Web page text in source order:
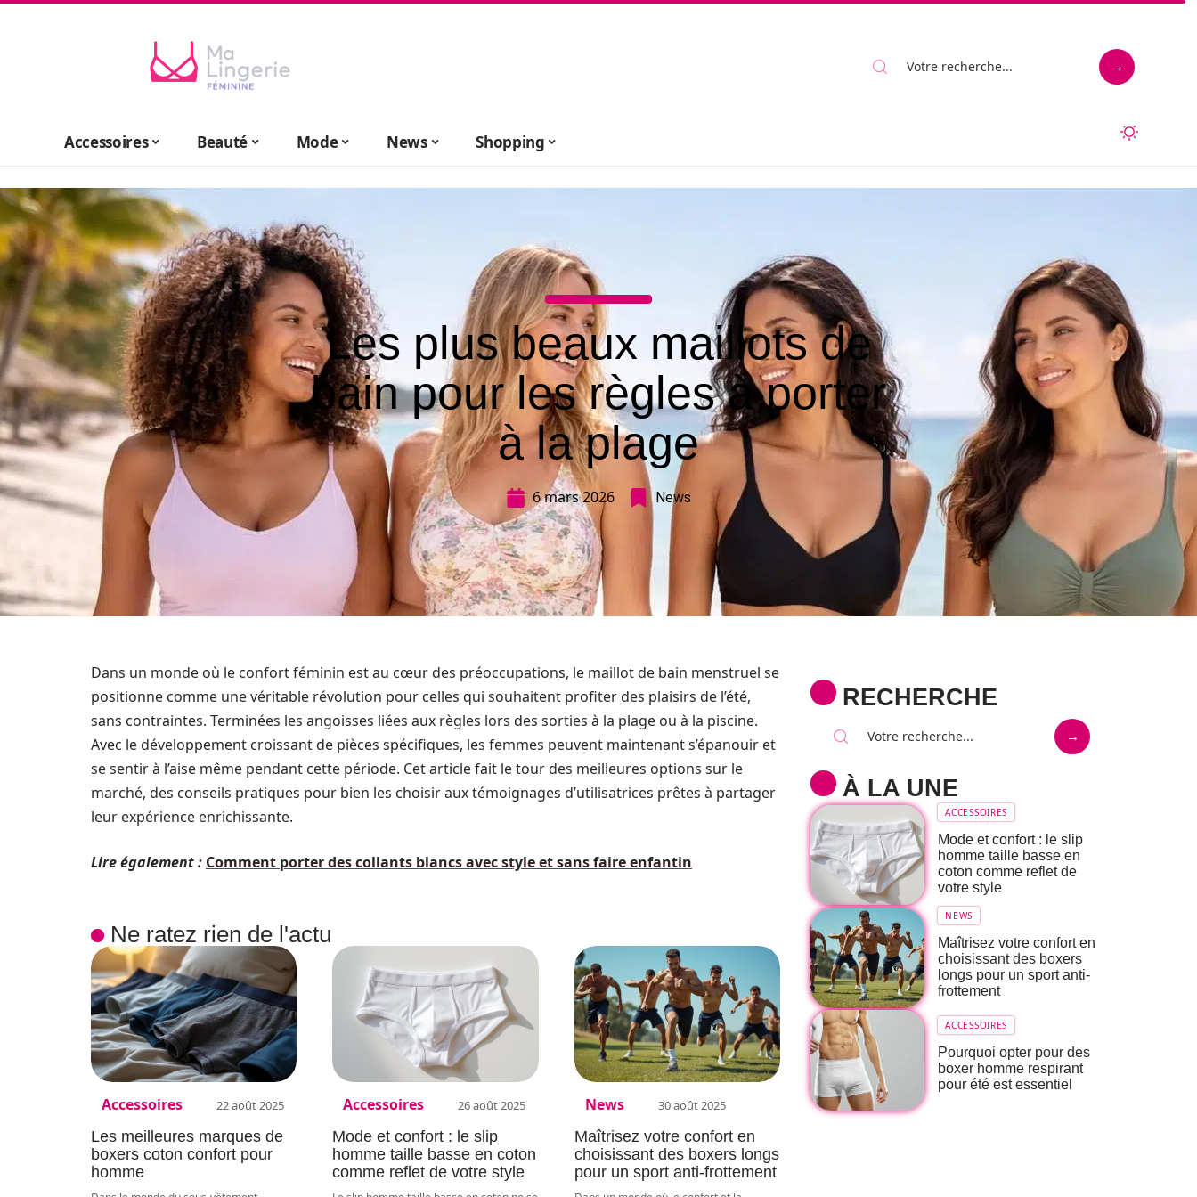
Accessoires Beauté Mode News Shopping
Les plus beaux maillots de
bain pour les règles à porter
à la plage
6 mars 2026 News
Dans un monde où le confort féminin est au cœur des préoccupations, le maillot de bain menstruel se
positionne comme une véritable révolution pour celles qui souhaitent profiter des plaisirs de l’été,
sans contraintes. Terminées les angoisses liées aux règles lors des sorties à la plage ou à la piscine.
Avec le développement croissant de pièces spécifiques, les femmes peuvent maintenant s’épanouir et
se sentir à l’aise même pendant cette période. Cet article fait le tour des meilleures options sur le
marché, des conseils pratiques pour bien les choisir aux témoignages d’utilisatrices prêtes à partager
leur expérience enrichissante.
Lire également : Comment porter des collants blancs avec style et sans faire enfantin
Ne ratez rien de l'actu
Accessoires 22 août 2025
Les meilleures marques de
boxers coton confort pour
homme
Accessoires 26 août 2025
Mode et confort : le slip
homme taille basse en coton
comme reflet de votre style
News 30 août 2025
Maîtrisez votre confort en
choisissant des boxers longs
pour un sport anti-frottement
RECHERCHE
À LA UNE
ACCESSOIRES
Mode et confort : le slip
homme taille basse en
coton comme reflet de
votre style
NEWS
Maîtrisez votre confort en
choisissant des boxers
longs pour un sport anti-
frottement
ACCESSOIRES
Pourquoi opter pour des
boxer homme respirant
pour été est essentiel